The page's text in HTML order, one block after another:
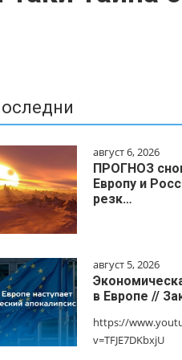
август 6, 2026
ПРОГНОЗ
Европу и
резк…
август 5, 2026
в Европе //
https://
v=TFJE7DKbxjU